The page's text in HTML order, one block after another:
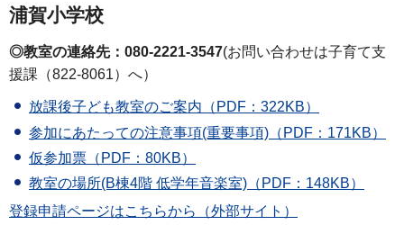
浦賀小学校
◎教室の連絡先：080-2221-3547(お問い合わせは子育て支
援課（822-8061）へ）
放課後子ども教室のご案内（PDF：322KB）
参加にあたっての注意事項(重要事項)（PDF：171KB）
仮参加票（PDF：80KB）
教室の場所(B棟4階 低学年音楽室)（PDF：148KB）
登録申請ページはこちらから（外部サイト）